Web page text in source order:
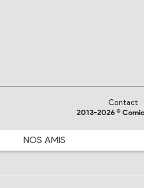
Contact
2013-2026 ©
NOS AMIS